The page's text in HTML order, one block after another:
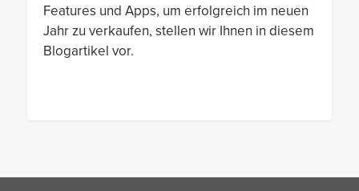
Features und Apps, um erfolgreich im neuen
Jahr zu verkaufen, stellen wir Ihnen in diesem
Blogartikel vor.